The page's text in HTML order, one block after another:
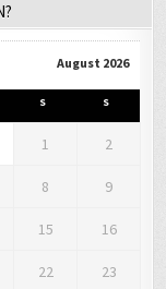
August 2026
S S
1 2
8 9
15 16
22 23